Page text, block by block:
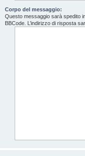
Corpo del messaggio:
Questo messaggio sarà spedito
BBCode. L’indirizzo di risposta